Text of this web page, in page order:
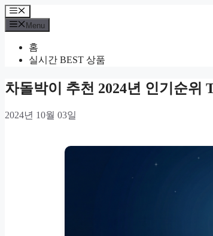
Skip
to
content
Menu
Menu
홈
실시간 BEST 상품
차돌박이 추천 2024년 인기순위
2024년 10월 03일